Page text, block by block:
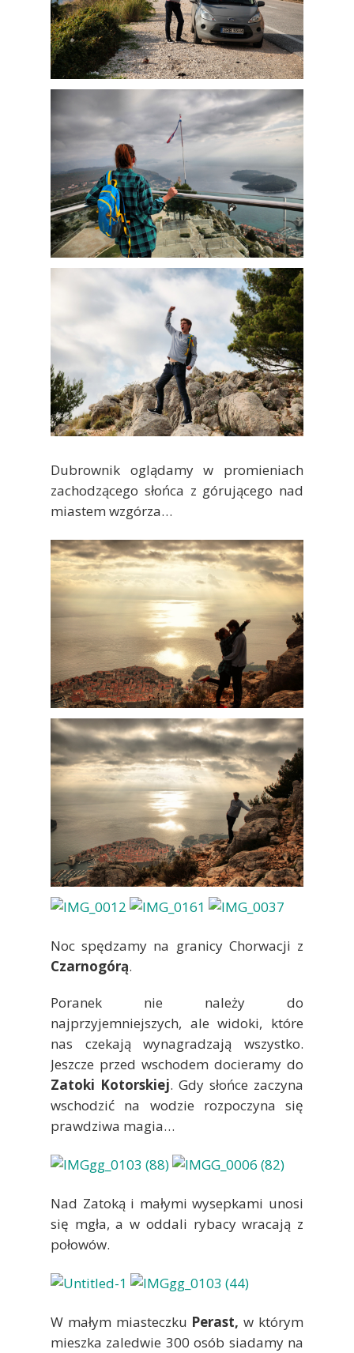
Dubrownik oglądamy w promieniach
zachodzącego słońca z górującego nad
miastem wzgórza…
Noc spędzamy na granicy Chorwacji z
Czarnogórą.
Poranek nie należy do
najprzyjemniejszych, ale widoki, które
nas czekają wynagradzają wszystko.
Jeszcze przed wschodem docieramy do
Zatoki Kotorskiej. Gdy słońce zaczyna
wschodzić na wodzie rozpoczyna się
prawdziwa magia…
Nad Zatoką i małymi wysepkami unosi
się mgła, a w oddali rybacy wracają z
połowów.
W małym miasteczku Perast, w którym
mieszka zaledwie 300 osób siadamy na